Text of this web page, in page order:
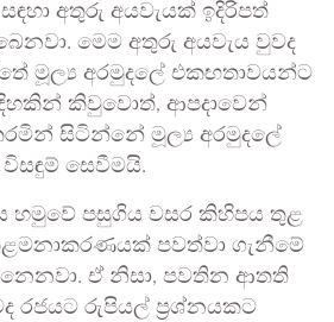
අතුරු අයවැයක් ඉදිරිපත්
මෙම අතුරු අයවැය වුවද
මූල්‍ය අරමුදලේ එකඟතාවයන්ට
කිවුවොත්, ආපදාවෙන්
සිටින්නේ මූල්‍ය අරමුදලේ
සෙවීමයි.
හමුවේ පසුගිය වසර කිහිපය තුළ
පවත්වා ගැනීමේ
ඒ නිසා, පවතින ආතති
රජයට රුපියල් ප්‍රශ්නයකට